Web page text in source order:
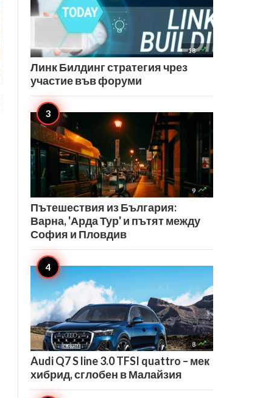
18 
Линк Билдинг стратегия чрез
участие във форуми
9 
Пътешествия из България:
Варна, 'Арда Тур' и пътят между
София и Пловдив
8 
Audi Q7 S line 3.0 TFSI quattro – мек
хибрид, сглобен в Малайзия